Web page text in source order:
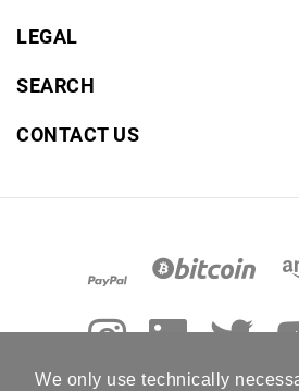
We only use technically
LEGAL
SEARCH
CONTACT US